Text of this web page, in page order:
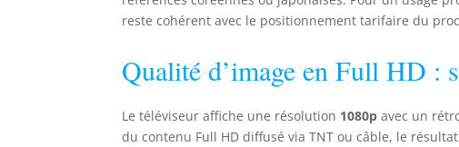
achetant
reste cohérent avec le positionnement tarifaire du
Qualité d’image en Full HD :
Le téléviseur affiche une résolution 1080p avec un
du contenu Full HD diffusé via TNT ou câble, le